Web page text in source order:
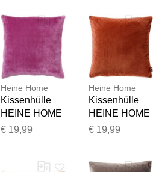
L:30cm,
Baumwolle,
100%
Baumwolle,
Kissenbezüge,
Kissenhülle
Baumwolle,
100%
Baumwolle,
Kissenbezüge,
Kissenhülle
Heine Home
Kissenhülle
HEINE HOME
Gr. 1, pink
€ 19,99
Heine Home
Kissenhülle
HEINE HOME
Gr. 1, braun
Baumwolle,
€ 19,99